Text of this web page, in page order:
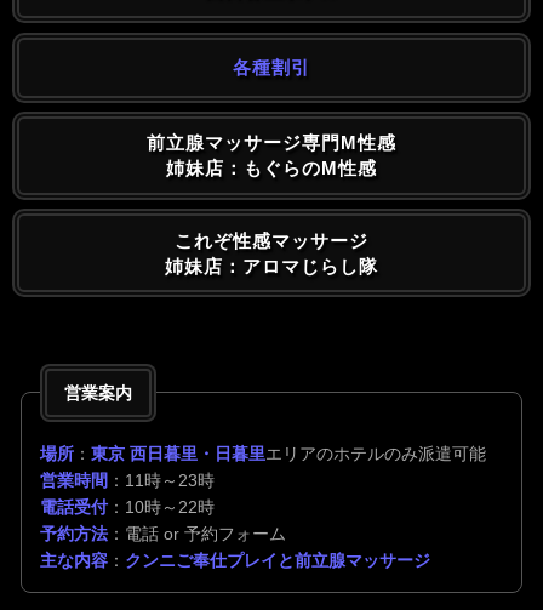
各種割引
前立腺マッサージ専門M性感
姉妹店：もぐらのM性感
これぞ性感マッサージ
姉妹店：アロマじらし隊
営業案内
場所 ： 東京 西日暮里・日暮里エリアのホテルのみ派遣可能
営業時間 ：11時～23時
電話受付：10時～22時
予約方法 ：電話 or 予約フォーム
主な内容 ： クンニご奉仕プレイと前立腺マッサージ